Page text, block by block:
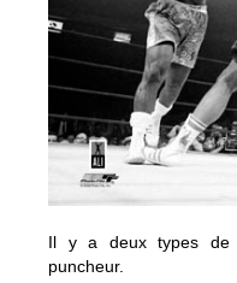
Il y a deux types de
puncheur.